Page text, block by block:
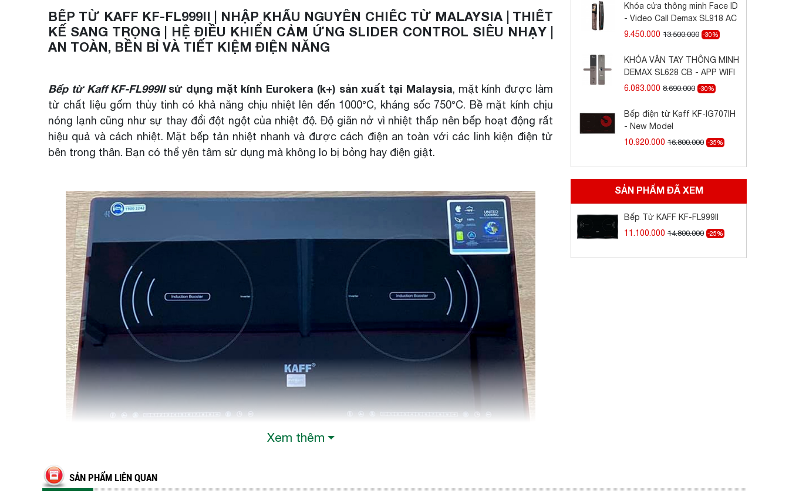
BẾP TỪ KAFF KF-FL999II | NHẬP KHẨU NGUYÊN CHIẾC TỪ MALAYSIA | THIẾT
KẾ SANG TRỌNG | HỆ ĐIỀU KHIỂN CẢM ỨNG SLIDER CONTROL SIÊU NHẠY |
AN TOÀN, BỀN BỈ VÀ TIẾT KIỆM ĐIỆN NĂNG
Bếp từ Kaff KF-FL999IIsử dụng mặt kính Eurokera (k+) sản xuất tại Malaysia, mặt kính được làm
từ chất liệu gốm thủy tinh có khả năng chịu nhiệt lên đến 1000°C, kháng sốc 750°C. Bề mặt kính chịu
nóng lạnh cũng như sự thay đổi đột ngột của nhiệt độ. Độ giãn nở vì nhiệt thấp nên bếp hoạt động rất
hiệu quả và cách nhiệt. Mặt bếp tản nhiệt nhanh và được cách điện an toàn với các linh kiện điện tử
bên trong thân. Bạn có thể yên tâm sử dụng mà không lo bị bỏng hay điện giật.
Xem thêm
Khóa cửa thông minh Face ID
- Video Call Demax SL918 AC
9.450.000 13.500.000 -30%
KHÓA VÂN TAY THÔNG MINH
DEMAX SL628 CB - APP WIFI
6.083.000 8.690.000 -30%
Bếp điện từ Kaff KF-IG707IH
- New Model
10.920.000 16.800.000 -35%
SẢN PHẨM ĐÃ XEM
Bếp Từ KAFF KF-FL999II
11.100.000 14.800.000 -25%
SẢN PHẨM LIÊN QUAN